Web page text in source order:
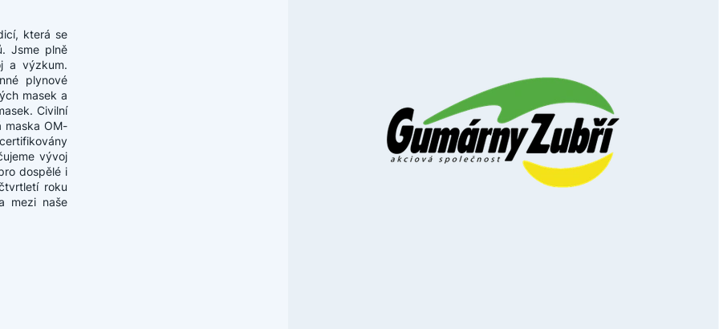
která se
Jsme plně
a výzkum.
plynové
masek a
Civilní
maska OM-
vývoj
dospělé i
roku
mezi naše